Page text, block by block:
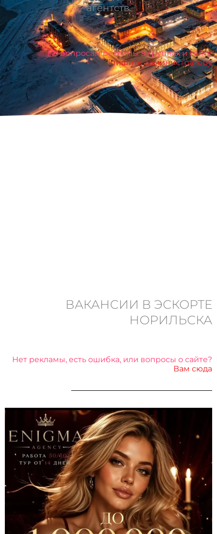
агентств.
По вопросам рекламы в группах и сайте
пишите администратору
ВАКАНСИИ В ЭСКОРТЕ
НОРИЛЬСКА
Нет рекламы, есть ошибка, или вопросы о сайте?
Вам сюда